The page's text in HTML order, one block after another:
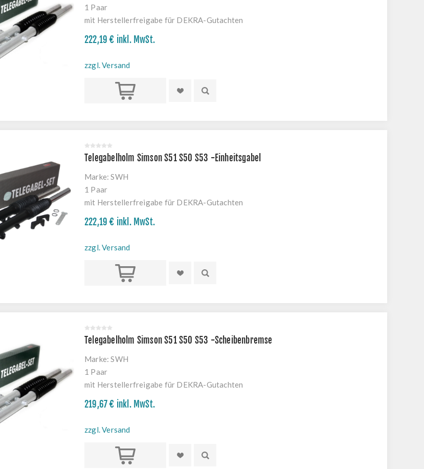
1 Paar
mit Herstellerfreigabe für DEKRA-Gutachten
222,19 € inkl. MwSt.
zzgl. Versand
Kaufen
Telegabelholm Simson S51 S50 S53 -Einheitsgabel
Marke: SWH
1 Paar
mit Herstellerfreigabe für DEKRA-Gutachten
222,19 € inkl. MwSt.
zzgl. Versand
Kaufen
Telegabelholm Simson S51 S50 S53 -Scheibenbremse
Marke: SWH
1 Paar
mit Herstellerfreigabe für DEKRA-Gutachten
219,67 € inkl. MwSt.
zzgl. Versand
Kaufen